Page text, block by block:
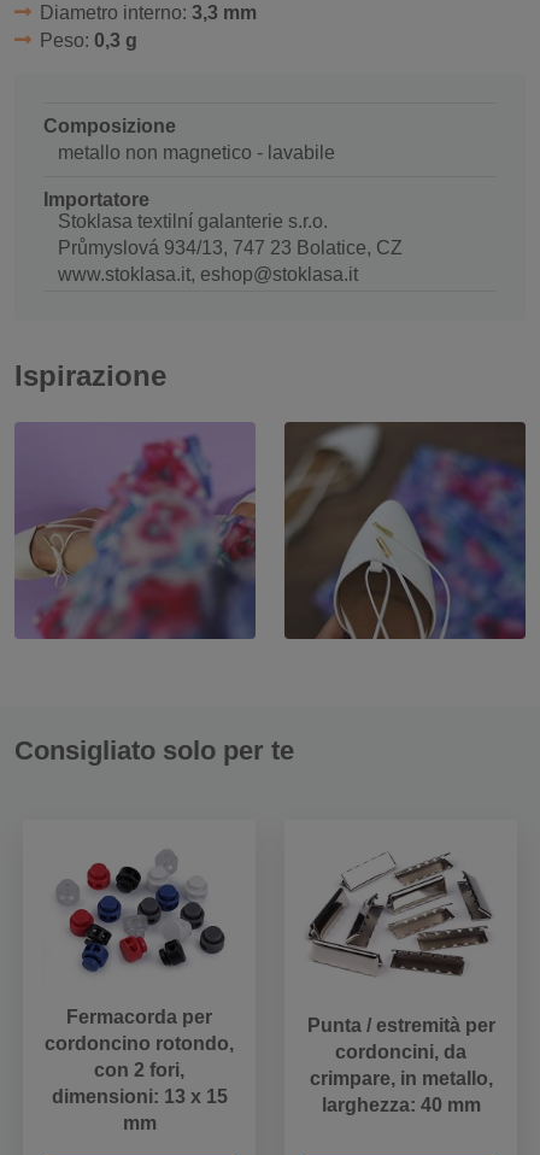
Diametro interno: 3,3 mm
Peso: 0,3 g
Composizione
metallo non magnetico - lavabile
Importatore
Stoklasa textilní galanterie s.r.o.
Průmyslová 934/13, 747 23 Bolatice, CZ
www.stoklasa.it, eshop@stoklasa.it
Ispirazione
Consigliato solo per te
Fermacorda per
cordoncino rotondo,
con 2 fori,
dimensioni: 13 x 15
mm
Punta / estremità per
cordoncini, da
crimpare, in metallo,
larghezza: 40 mm